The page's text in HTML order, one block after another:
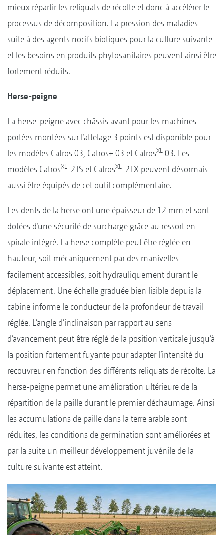
mieux répartir les reliquats de récolte et donc à accélérer le
processus de décomposition. La pression des maladies
suite à des agents nocifs biotiques pour la culture suivante
et les besoins en produits phytosanitaires peuvent ainsi être
fortement réduits.
Herse-peigne
La herse-peigne avec châssis avant pour les machines
portées montées sur l’attelage 3 points est disponible pour
les modèles Catros 03, Catros+ 03 et CatrosXL 03. Les
modèles CatrosXL-2TS et CatrosXL-2TX peuvent désormais
aussi être équipés de cet outil complémentaire.
Les dents de la herse ont une épaisseur de 12 mm et sont
dotées d’une sécurité de surcharge grâce au ressort en
spirale intégré. La herse complète peut être réglée en
hauteur, soit mécaniquement par des manivelles
facilement accessibles, soit hydrauliquement durant le
déplacement. Une échelle graduée bien lisible depuis la
cabine informe le conducteur de la profondeur de travail
réglée. L’angle d’inclinaison par rapport au sens
d’avancement peut être réglé de la position verticale jusqu’à
la position fortement fuyante pour adapter l’intensité du
recouvreur en fonction des différents reliquats de récolte. La
herse-peigne permet une amélioration ultérieure de la
répartition de la paille durant le premier déchaumage. Ainsi
les accumulations de paille dans la terre arable sont
réduites, les conditions de germination sont améliorées et
par la suite un meilleur développement juvénile de la
culture suivante est atteint.